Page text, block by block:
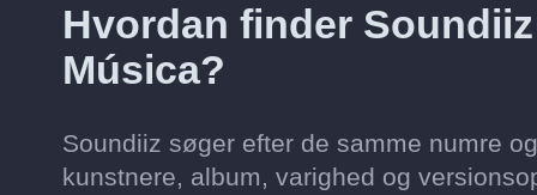
Hvordan finder
Música?
Soundiiz søger efter de samme numre
kunstnere, album, varighed og